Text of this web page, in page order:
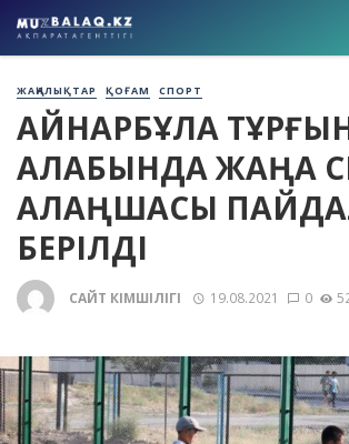
ЖАҢАЛЫҚТАР ҚОҒАМ СПОРТ
ҚАЙНАРБҰЛАҚ
АЛАБЫНДА ЖАҢА
АЛАҢШАСЫ
БЕРІЛДІ
САЙТ ӘКІМШІЛІГІ 19.08.2021 0